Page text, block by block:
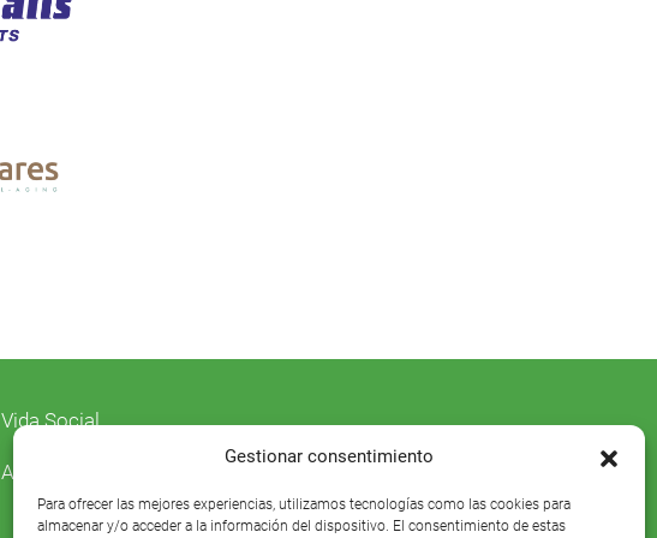
Gestionar consentimiento
Para ofrecer las mejores experiencias, utilizamos tecnologías como las cookies para
almacenar y/o acceder a la información del dispositivo. El consentimiento de estas
Vida Social
Agenda